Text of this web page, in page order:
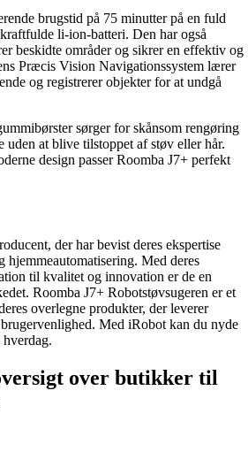
brugstid på 75 minutter på en fuld
li-ion-batteri. Den har også
beskidte områder og sikrer en effektiv og
Præcis Vision Navigationssystem lærer
og registrerer objekter for at undgå
sørger for skånsom rengøring
at blive tilstoppet af støv eller hår.
design passer Roomba J7+ perfekt
der har bevist deres ekspertise
Med deres
til kvalitet og innovation er de en
Roomba J7+ Robotstøvsugeren er et
overlegne produkter, der leverer
Med iRobot kan du nyde
hverdag.
over butikker til